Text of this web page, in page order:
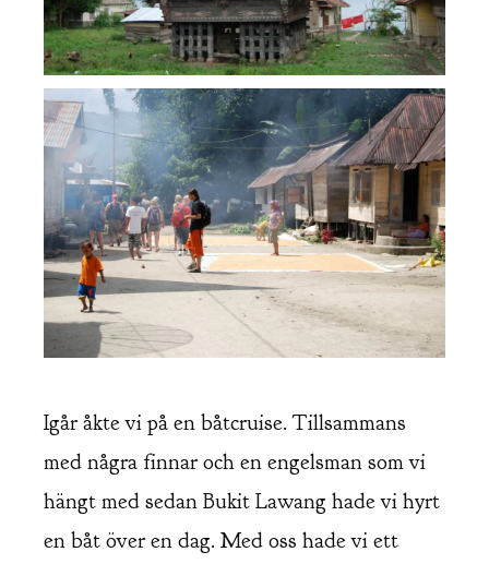
Igår åkte vi på en båtcruise. Tillsammans
med några finnar och en engelsman som vi
hängt med sedan Bukit Lawang hade vi hyrt
en båt över en dag. Med oss hade vi ett